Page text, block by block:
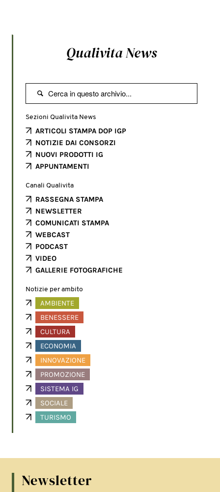
Qualivita News

Sezioni Qualivita News
ARTICOLI STAMPA DOP IGP
NOTIZIE DAI CONSORZI
NUOVI PRODOTTI IG
APPUNTAMENTI
Canali Qualivita
RASSEGNA STAMPA
NEWSLETTER
COMUNICATI STAMPA
WEBCAST
PODCAST
VIDEO
GALLERIE FOTOGRAFICHE
Notizie per ambito
AMBIENTE
BENESSERE
CULTURA
ECONOMIA
INNOVAZIONE
PROMOZIONE
SISTEMA IG
SOCIALE
TURISMO
Newsletter